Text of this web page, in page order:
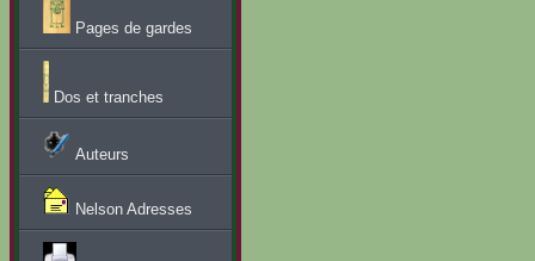
Pages de gardes
Dos et tranches
Auteurs
Nelson Adresses